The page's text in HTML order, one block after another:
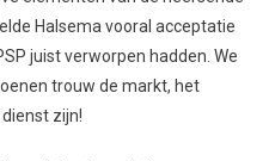
Halsema vooral acceptatie
juist verworpen hadden. We
trouw de markt, het
zijn!